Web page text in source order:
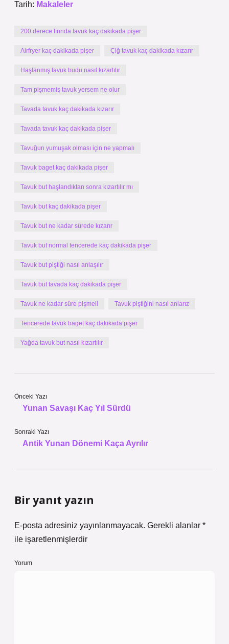
Tarih: Makaleler
200 derece fırında tavuk kaç dakikada pişer
Airfryer kaç dakikada pişer Çiğ tavuk kaç dakikada kızarır
Haşlanmış tavuk budu nasıl kızartılır
Tam pişmemiş tavuk yersem ne olur
Tavada tavuk kaç dakikada kızarır
Tavada tavuk kaç dakikada pişer
Tavuğun yumuşak olması için ne yapmalı
Tavuk baget kaç dakikada pişer
Tavuk but haşlandıktan sonra kızartılır mı
Tavuk but kaç dakikada pişer
Tavuk but ne kadar sürede kızarır
Tavuk but normal tencerede kaç dakikada pişer
Tavuk but piştiği nasıl anlaşılır
Tavuk but tavada kaç dakikada pişer
Tavuk ne kadar süre pişmeli Tavuk piştiğini nasıl anlarız
Tencerede tavuk baget kaç dakikada pişer
Yağda tavuk but nasıl kızartılır
Önceki Yazı
Yunan Savaşı Kaç Yıl Sürdü
Sonraki Yazı
Antik Yunan Dönemi Kaça Ayrılır
Bir yanıt yazın
E-posta adresiniz yayınlanmayacak. Gerekli alanlar *
ile işaretlenmişlerdir
Yorum